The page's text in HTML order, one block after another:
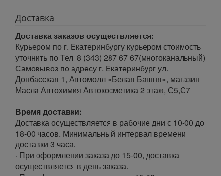
Доставка
Доставка заказов осуществляется:
Курьером по г. Екатеринбургу курьером стоимость
уточнить по Тел: 8 (343) 287 67 67(многоканальный)
Самовывоз по адресу г. Екатеринбург ул.
Донбасская 1, Автомолл «Белая Башня», магазин
Масла Автохимия Автокосметика 2 этаж, С5,С7
Время доставки:
Доставка осуществляется в рабочие дни с 10-00 до
18-00 часов. Минимальный интервал времени
доставки 3 часа.
· При оформлении заказа до 15-00, доставка
осуществляется в день заказа.